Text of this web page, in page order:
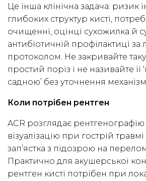
Це інша клінічна задача: ризик
глибоких структур кисті,
очищенні, оцінці сухожилка й
антибіотичній профілактиці за
протоколом. Не закривайте
простий поріз і не називайте її
садною’ без уточнення
Коли потрібен рентген
ACR розглядає рентгенографію
візуалізацію при гострій травмі
зап’ястка з підозрою на
Практично для акушерської
рентген кисті потрібен при